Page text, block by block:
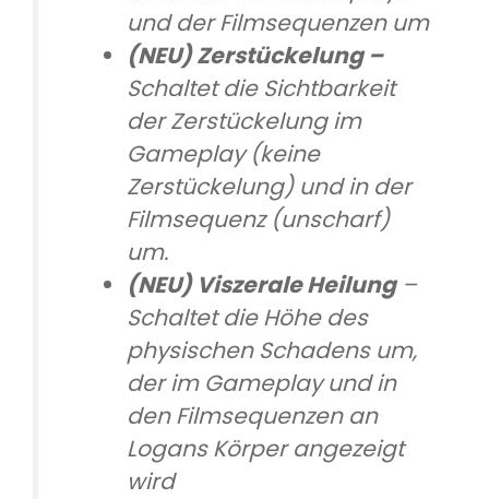
und der Filmsequenzen um
(NEU) Zerstückelung–
Schaltet die Sichtbarkeit
der Zerstückelung im
Gameplay (keine
Zerstückelung) und in der
Filmsequenz (unscharf)
um.
(NEU) Viszerale Heilung–
Schaltet die Höhe des
physischen Schadens um,
der im Gameplay und in
den Filmsequenzen an
Logans Körper angezeigt
wird